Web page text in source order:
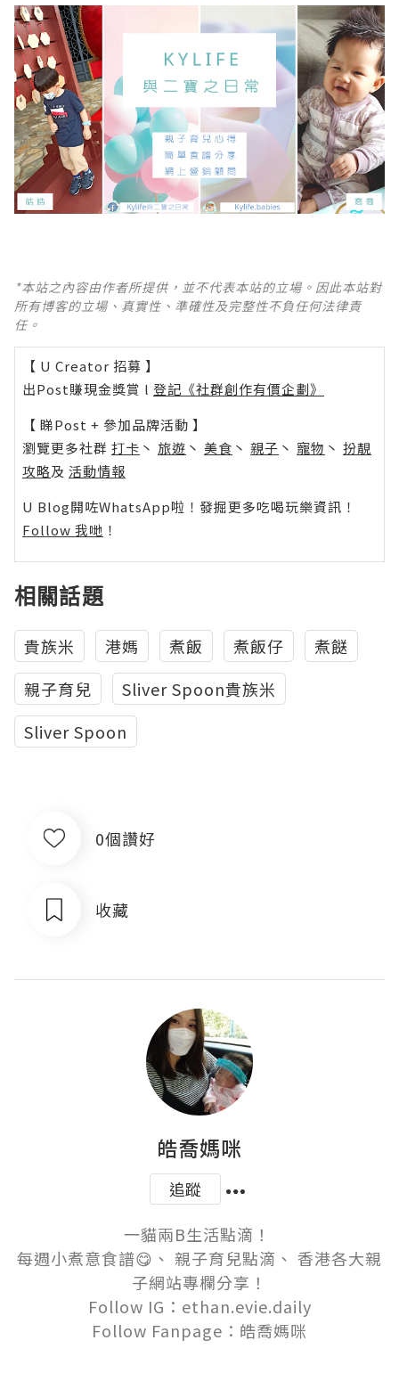
*本站之內容由作者所提供，並不代表本站的立場。因此本站對
所有博客的立場、真實性、準確性及完整性不負任何法律責
任。
【 U Creator 招募 】
出Post賺現金獎賞 l 登記《社群創作有價企劃》
【 睇Post + 參加品牌活動 】
瀏覽更多社群 打卡 丶 旅遊 丶 美食 丶 親子 丶 寵物 丶 扮靚
攻略及 活動情報
U Blog開咗WhatsApp啦！發掘更多吃喝玩樂資訊！
Follow 我哋 ！
相關話題
貴族米 港媽 煮飯 煮飯仔
煮餸
親子育兒
Sliver Spoon貴族米
Sliver Spoon
0個讚好
收藏
皓喬媽咪
追蹤
一貓兩B生活點滴！
每週小煮意食譜😋、 親子育兒點滴、 香港各大親
子網站專欄分享！
Follow IG：ethan.evie.daily
Follow Fanpage：皓喬媽咪